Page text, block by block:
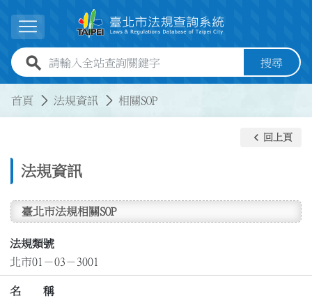
展開選單
全站查詢關鍵字欄位 搜尋
首頁 法規資訊 相關SOP
法規資訊
keyboard_arrow_left 回上頁
臺北市法規相關SOP
法規類號
北市01－03－3001
名 稱